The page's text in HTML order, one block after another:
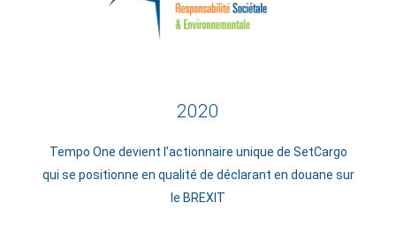
2020
Tempo One devient l’actionnaire unique de SetCargo
qui se positionne en qualité de déclarant en douane sur
le BREXIT